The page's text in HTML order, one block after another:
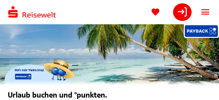
Urlaub buchen und °punkten.